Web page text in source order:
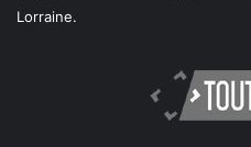
Lorraine.